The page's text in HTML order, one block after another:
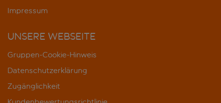
Impressum
UNSERE WEBSEITE
Gruppen-Cookie-Hinweis
Datenschutzerklärung
Zugänglichkeit